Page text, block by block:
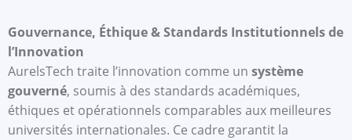
Gouvernance, Éthique & Standards Institutionnels de
l’Innovation
AurelsTech traite l’innovation comme un système
gouverné, soumis à des standards académiques,
éthiques et opérationnels comparables aux meilleures
universités internationales. Ce cadre garantit la